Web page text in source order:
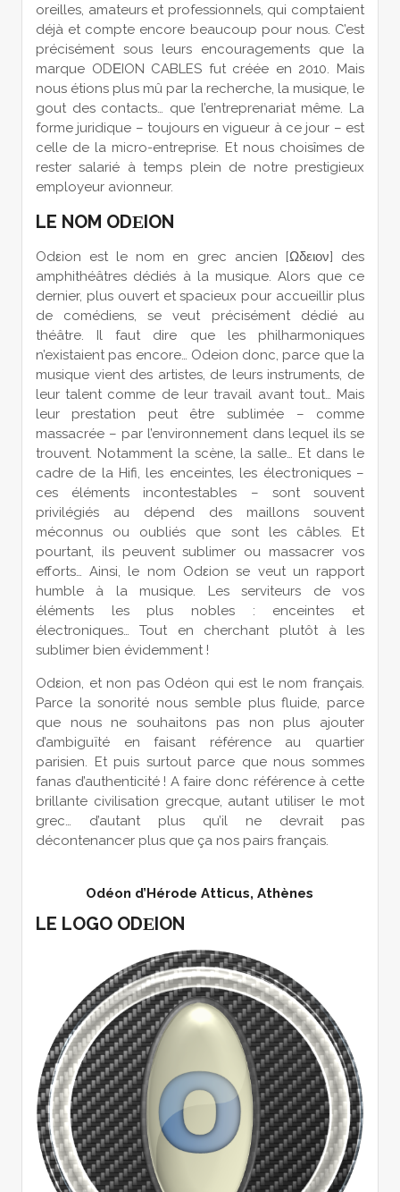
oreilles, amateurs et professionnels, qui comptaient
déjà et compte encore beaucoup pour nous. C’est
précisément sous leurs encouragements que la
marque ODΕION CABLES fut créée en 2010. Mais
nous étions plus mû par la recherche, la musique, le
gout des contacts… que l’entreprenariat même. La
forme juridique – toujours en vigueur à ce jour – est
celle de la micro-entreprise. Et nous choisîmes de
rester salarié à temps plein de notre prestigieux
employeur avionneur.
LE NOM ODΕION
Odεion est le nom en grec ancien [Ωδειον] des
amphithéâtres dédiés à la musique. Alors que ce
dernier, plus ouvert et spacieux pour accueillir plus
de comédiens, se veut précisément dédié au
théâtre. Il faut dire que les philharmoniques
n’existaient pas encore… Odeion donc, parce que la
musique vient des artistes, de leurs instruments, de
leur talent comme de leur travail avant tout… Mais
leur prestation peut être sublimée – comme
massacrée – par l’environnement dans lequel ils se
trouvent. Notamment la scène, la salle… Et dans le
cadre de la Hifi, les enceintes, les électroniques –
ces éléments incontestables – sont souvent
privilégiés au dépend des maillons souvent
méconnus ou oubliés que sont les câbles. Et
pourtant, ils peuvent sublimer ou massacrer vos
efforts… Ainsi, le nom Odεion se veut un rapport
humble à la musique. Les serviteurs de vos
éléments les plus nobles : enceintes et
électroniques… Tout en cherchant plutôt à les
sublimer bien évidemment !
Odεion, et non pas Odéon qui est le nom français.
Parce la sonorité nous semble plus fluide, parce
que nous ne souhaitons pas non plus ajouter
d’ambiguïté en faisant référence au quartier
parisien. Et puis surtout parce que nous sommes
fanas d’authenticité ! A faire donc référence à cette
brillante civilisation grecque, autant utiliser le mot
grec… d’autant plus qu’il ne devrait pas
décontenancer plus que ça nos pairs français.
Odéon d’Hérode Atticus, Athènes
LE LOGO ODΕION